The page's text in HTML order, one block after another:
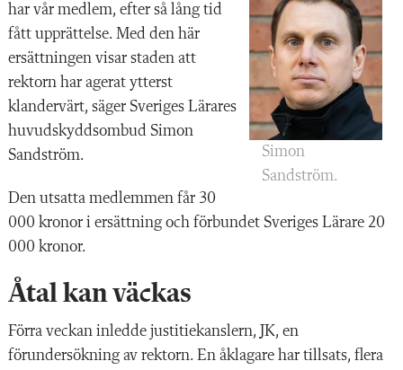
Simon
Sandström.
har vår medlem, efter så lång tid
fått upprättelse. Med den här
ersättningen visar staden att
rektorn har agerat ytterst
klandervärt, säger Sveriges Lärares
huvudskyddsombud Simon
Sandström.
Den utsatta medlemmen får 30
000 kronor i ersättning och förbundet Sveriges Lärare 20
000 kronor.
Åtal kan väckas
Förra veckan inledde justitiekanslern, JK, en
förundersökning av rektorn. En åklagare har tillsats, flera